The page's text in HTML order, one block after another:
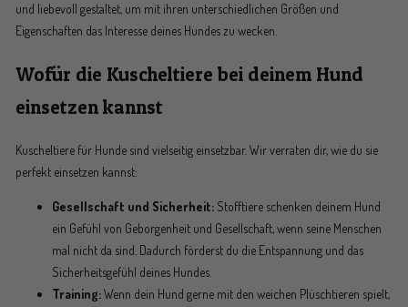
und liebevoll gestaltet, um mit ihren unterschiedlichen Größen und
Eigenschaften das Interesse deines Hundes zu wecken.
Wofür die Kuscheltiere bei deinem Hund
einsetzen kannst
Kuscheltiere für Hunde sind vielseitig einsetzbar. Wir verraten dir, wie du sie
perfekt einsetzen kannst:
Gesellschaft und Sicherheit: Stofftiere schenken deinem Hund
ein Gefühl von Geborgenheit und Gesellschaft, wenn seine Menschen
mal nicht da sind. Dadurch förderst du die Entspannung und das
Sicherheitsgefühl deines Hundes.
Training:Wenn dein Hund gerne mit den weichen Plüschtieren spielt,